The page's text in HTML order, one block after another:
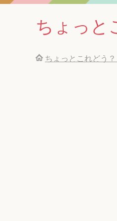
ちょっと
ちょっとこれどう？